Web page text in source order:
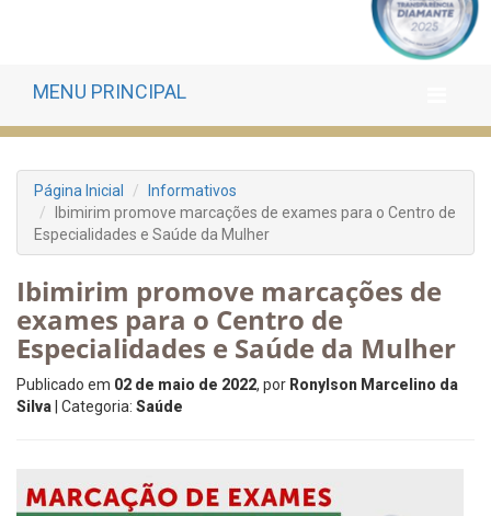
MENU PRINCIPAL
Página Inicial
Informativos
Ibimirim promove marcações de exames para o Centro de
Especialidades e Saúde da Mulher
Ibimirim promove marcações de
exames para o Centro de
Especialidades e Saúde da Mulher
Publicado em 02 de maio de 2022, por Ronylson Marcelino da
Silva | Categoria: Saúde